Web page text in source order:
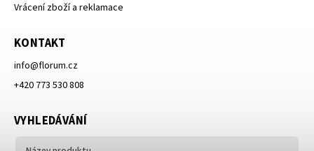
Vrácení zboží a reklamace
KONTAKT
info@florum.cz
+420 773 530 808
VYHLEDÁVÁNÍ